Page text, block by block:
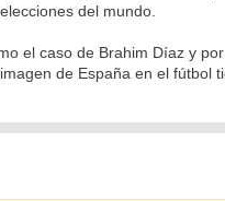
del mundo.
el caso de Brahim Díaz y
de España en el